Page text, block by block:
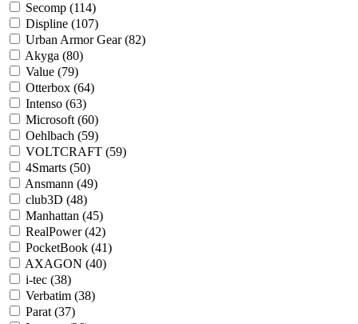
Secomp (114)
Displine (107)
Urban Armor Gear (82)
Akyga (80)
Value (79)
Otterbox (64)
Intenso (63)
Microsoft (60)
Oehlbach (59)
VOLTCRAFT (59)
4Smarts (50)
Ansmann (49)
club3D (48)
Manhattan (45)
RealPower (42)
PocketBook (41)
AXAGON (40)
i-tec (38)
Verbatim (38)
Parat (37)